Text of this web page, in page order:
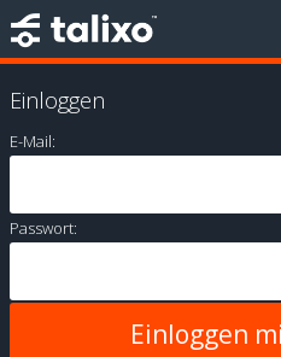
Einloggen
E-Mail:
Passwort: